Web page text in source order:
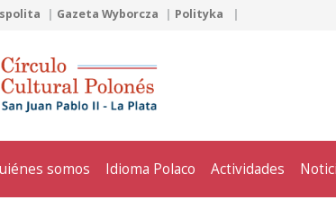
Gazeta Wyborcza Polityka
somos Idioma Polaco Actividades